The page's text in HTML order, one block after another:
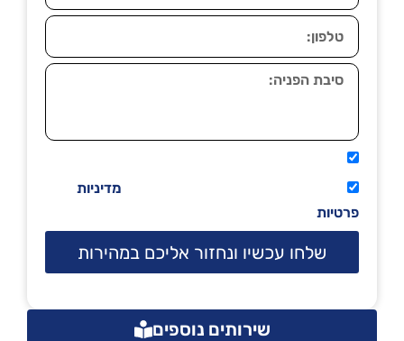
מדיניות
פרטיות
שלחו עכשיו ונחזור אליכם במהירות
שירותים נוספים